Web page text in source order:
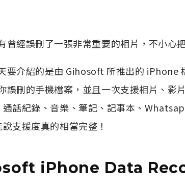
曾經誤刪了一張非常重要的相片，不小心
要介紹的是由 Gihosoft 所推出的 iPhone
誤刪的手機檔案，並且一次支援相片、影
通話紀錄、音樂、筆記、記事本、
支援度真的相當完整！
iPhone Data